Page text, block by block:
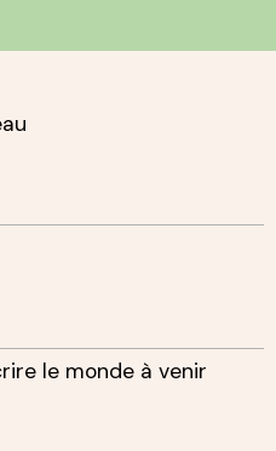
le monde à venir